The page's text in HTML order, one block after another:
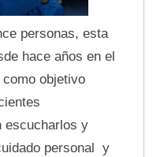
personas, esta
hace años en el
objetivo
escucharlos y
personal y